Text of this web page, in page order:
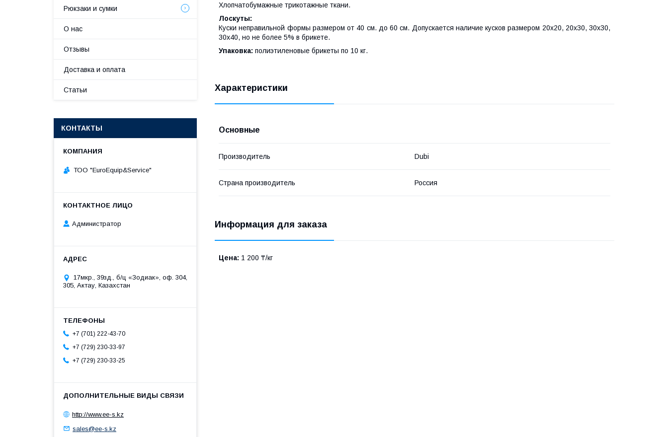
Хлопчатобумажные трикотажные ткани.
Лоскуты:
Куски неправильной формы размером от 40 см. до 60 см. Допускается наличие кусков размером 20х20, 20х30, 30х30,
30х40, но не более 5% в брикете.
Упаковка: полиэтиленовые брикеты по 10 кг.
Характеристики
Основные
Производитель Dubi
Страна производитель Россия
Информация для заказа
Цена: 1 200 ₸/кг
Рюкзаки и сумки
О нас
Отзывы
Доставка и оплата
Статьи
КОНТАКТЫ
ТОО "ЕurоЕquip&Sеrviсе"
Администратор
17мкр., 39зд., б/ц «Зодиак», оф. 304,
305, Актау, Казахстан
+7 (701) 222-43-70
+7 (729) 230-33-97
+7 (729) 230-33-25
http://www.ee-s.kz
sales@ee-s.kz